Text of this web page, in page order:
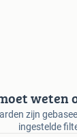
weten
zijn
ingestelde